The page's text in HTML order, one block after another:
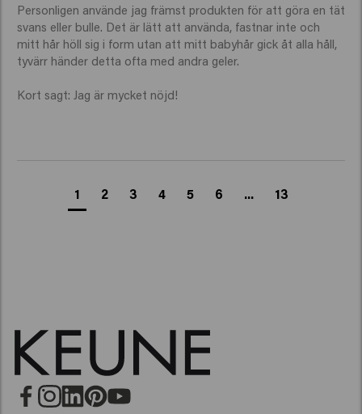
Personligen använde jag främst produkten för att göra en tät
svans eller bulle. Det är lätt att använda, fastnar inte och
mitt hår höll sig i form utan att mitt babyhår gick åt alla håll,
tyvärr händer detta ofta med andra geler.
Kort sagt: Jag är mycket nöjd!
1 2 3 4 5 6 ... 13